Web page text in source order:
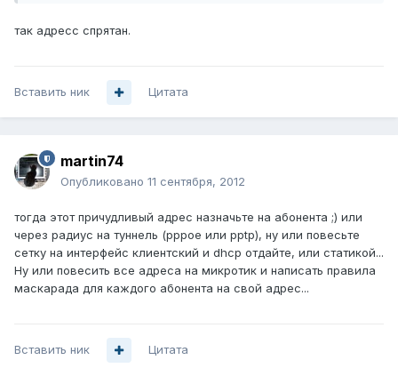
так адресс спрятан.
Вставить ник Цитата
martin74
Опубликовано 11 сентября, 2012
тогда этот причудливый адрес назначьте на абонента ;) или
через радиус на туннель (pppoe или pptp), ну или повесьте
сетку на интерфейс клиентский и dhcp отдайте, или статикой...
Ну или повесить все адреса на микротик и написать правила
маскарада для каждого абонента на свой адрес...
Вставить ник Цитата